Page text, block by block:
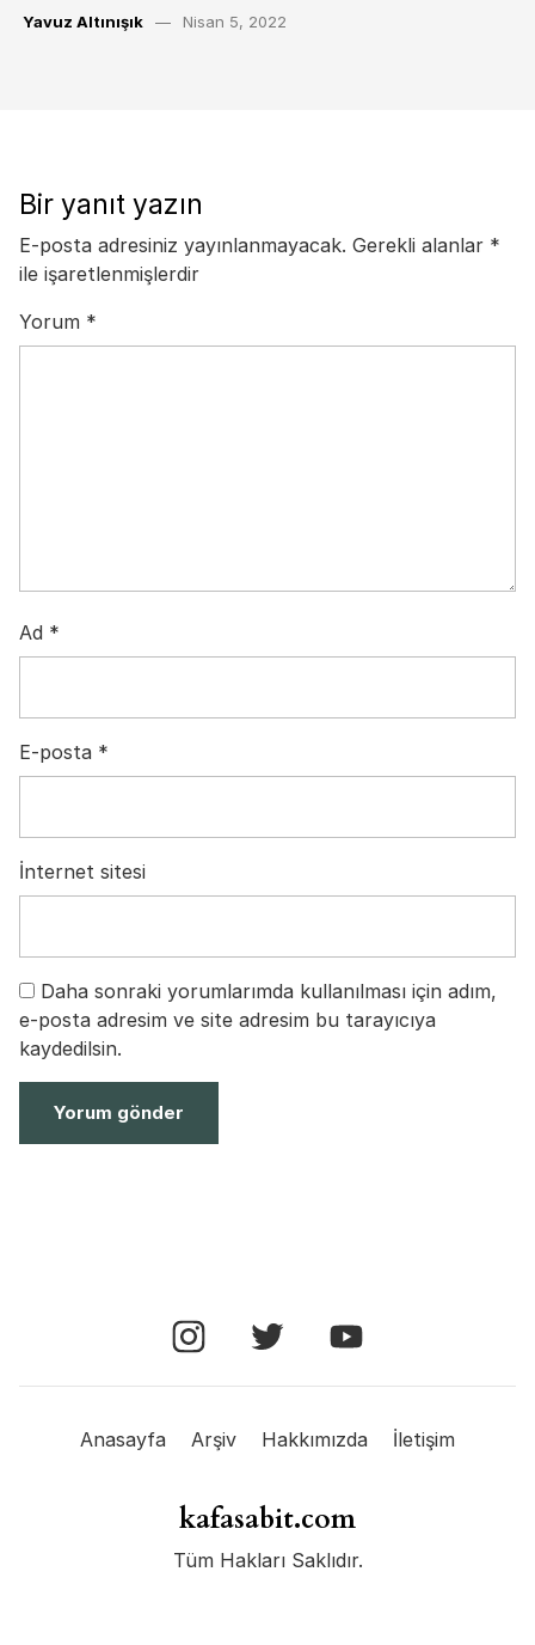
Yavuz Altınışık Nisan 5, 2022
Bir yanıt yazın
E-posta adresiniz yayınlanmayacak. Gerekli alanlar *
ile işaretlenmişlerdir
Yorum *
Ad *
E-posta *
İnternet sitesi
Daha sonraki yorumlarımda kullanılması için adım,
e-posta adresim ve site adresim bu tarayıcıya
kaydedilsin.
Anasayfa Arşiv Hakkımızda İletişim
kafasabit.com
Tüm Hakları Saklıdır.